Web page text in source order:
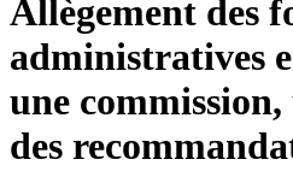
Allègement des
administratives
une
des